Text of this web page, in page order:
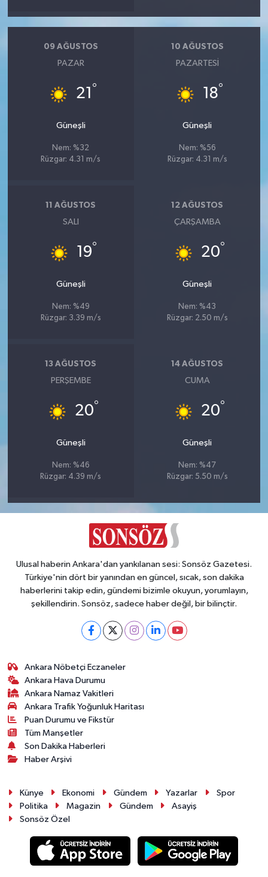
09 AĞUSTOS
PAZAR
21 °
Güneşli
Nem: %32
Rüzgar: 4.31 m/s
10 AĞUSTOS
PAZARTESI
18°
Güneşli
Nem: %56
Rüzgar: 4.31 m/s
11 AĞUSTOS
SALI
19°
Güneşli
Nem: %49
Rüzgar: 3.39 m/s
12 AĞUSTOS
ÇARŞAMBA
20°
Güneşli
Nem: %43
Rüzgar: 2.50 m/s
13 AĞUSTOS
PERŞEMBE
20°
Güneşli
Nem: %46
Rüzgar: 4.39 m/s
14 AĞUSTOS
CUMA
20°
Güneşli
Nem: %47
Rüzgar: 5.50 m/s
Ulusal haberin Ankara'dan yankılanan sesi: Sonsöz Gazetesi.
Türkiye'nin dört bir yanından en güncel, sıcak, son dakika
haberlerini takip edin, gündemi bizimle okuyun, yorumlayın,
şekillendirin. Sonsöz, sadece haber değil, bir bilinçtir.
Ankara Nöbetçi Eczaneler
Ankara Hava Durumu
Ankara Namaz Vakitleri
Ankara Trafik Yoğunluk Haritası
Puan Durumu ve Fikstür
Tüm Manşetler
Son Dakika Haberleri
Haber Arşivi
Künye Ekonomi Gündem Yazarlar
Spor
Politika
Magazin Gündem
Asayiş
Sonsöz Özel
Sonsöz Özel
Spor